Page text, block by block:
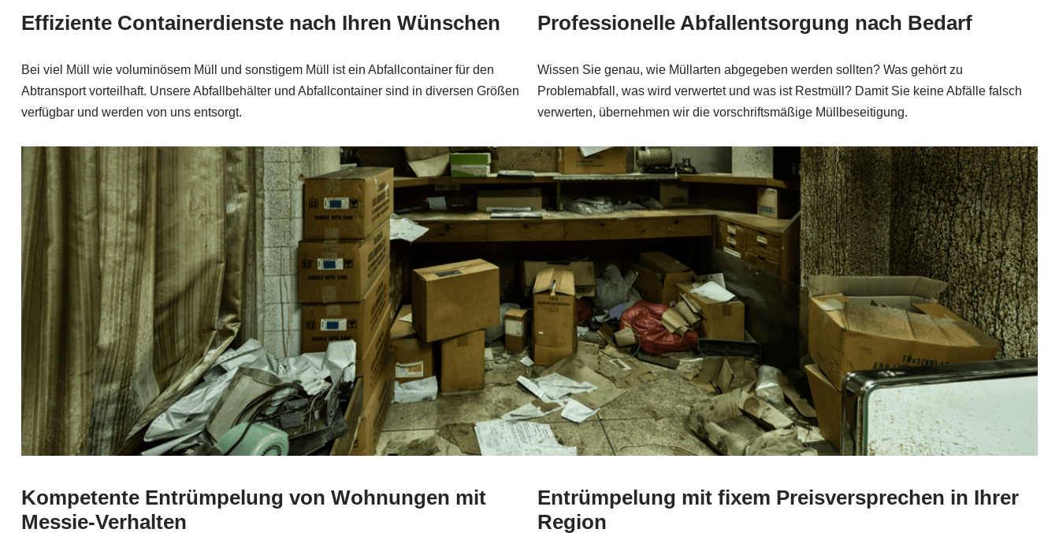
Effiziente Containerdienste nach Ihren Wünschen
Bei viel Müll wie voluminösem Müll und sonstigem Müll ist ein Abfallcontainer für den
Abtransport vorteilhaft. Unsere Abfallbehälter und Abfallcontainer sind in diversen Größen
verfügbar und werden von uns entsorgt.
Professionelle Abfallentsorgung nach Bedarf
Wissen Sie genau, wie Müllarten abgegeben werden sollten? Was gehört zu
Problemabfall, was wird verwertet und was ist Restmüll? Damit Sie keine Abfälle falsch
verwerten, übernehmen wir die vorschriftsmäßige Müllbeseitigung.
Kompetente Entrümpelung von Wohnungen mit
Messie-Verhalten
Entrümpelung mit fixem Preisversprechen in Ihrer
Region